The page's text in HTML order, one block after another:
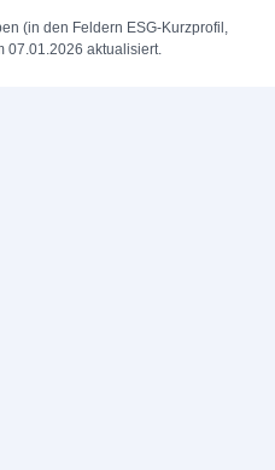
(in den Feldern ESG-Kurzprofil,
07.01.2026 aktualisiert.